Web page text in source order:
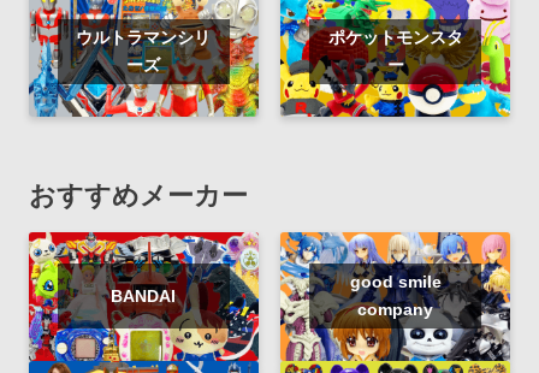
ウルトラマンシリ
ーズ
ポケットモンスタ
ー
おすすめメーカー
BANDAI
good smile
company